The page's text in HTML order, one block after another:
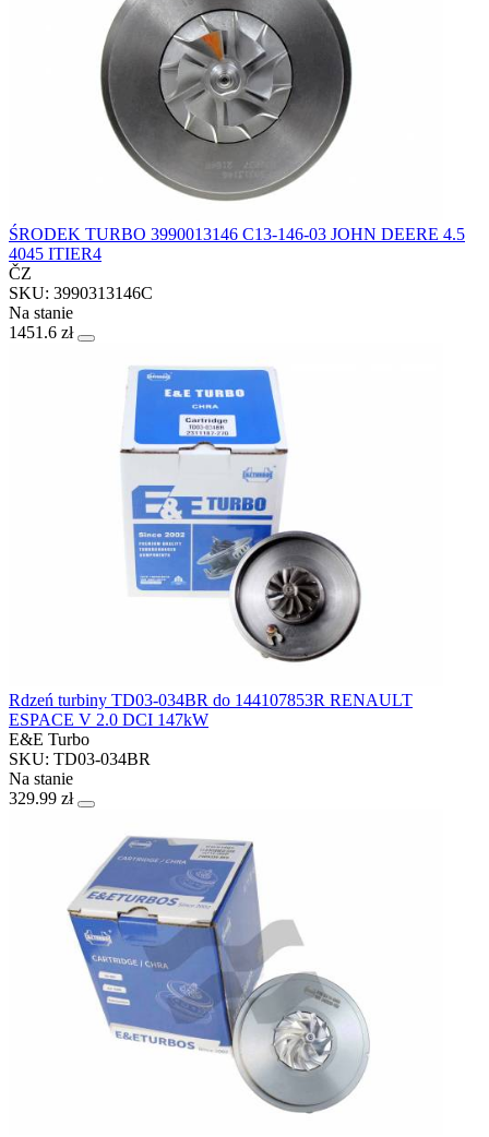
ŚRODEK TURBO 3990013146 C13-146-03 JOHN DEERE 4.5
4045 ITIER4
ČZ
SKU: 3990313146C
Na stanie
1451.6 zł
Rdzeń turbiny TD03-034BR do 144107853R RENAULT
ESPACE V 2.0 DCI 147kW
E&E Turbo
SKU: TD03-034BR
Na stanie
329.99 zł